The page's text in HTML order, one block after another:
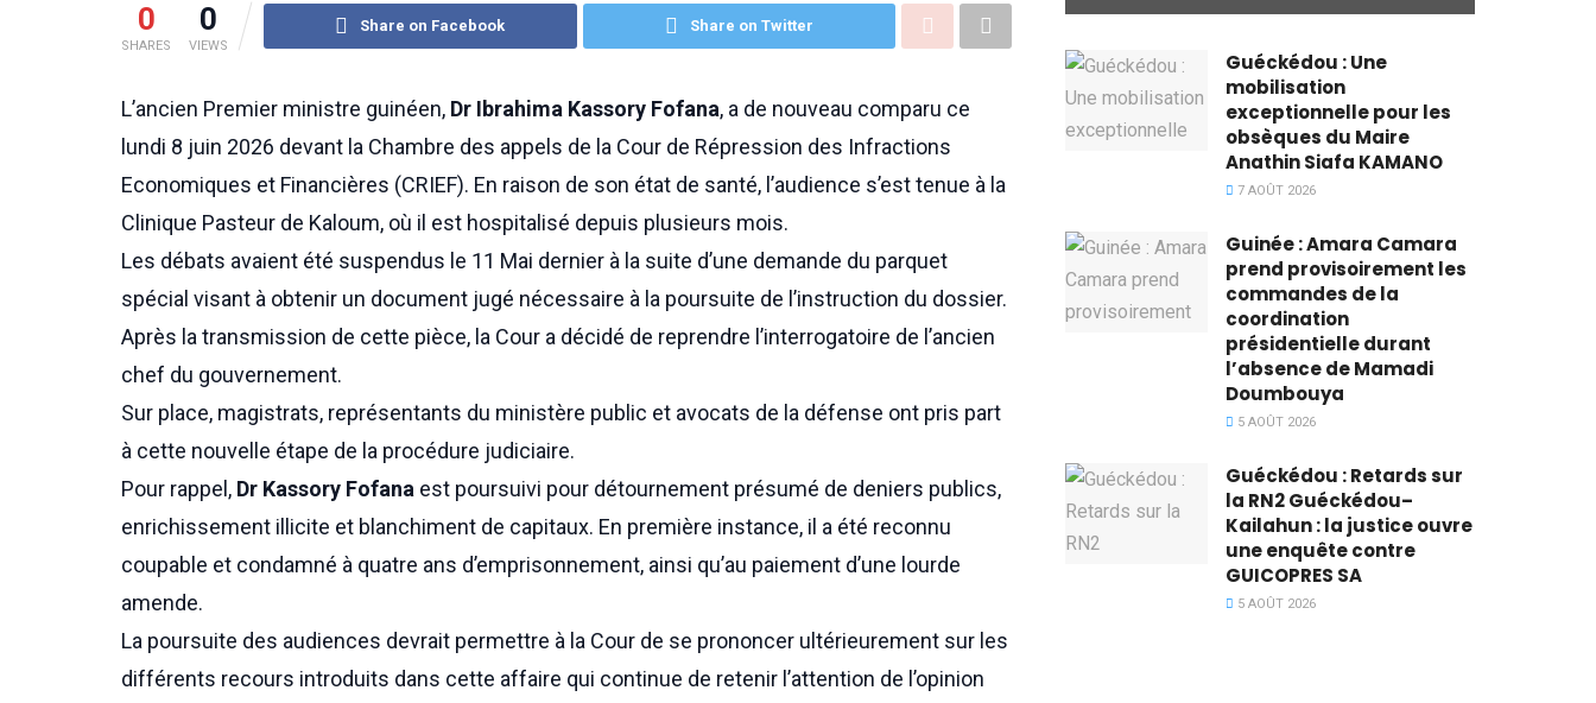
0
SHARES
0
VIEWS
Share on Facebook Share on Twitter
L’ancien Premier ministre guinéen, Dr Ibrahima Kassory Fofana, a de nouveau comparu ce
lundi 8 juin 2026 devant la Chambre des appels de la Cour de Répression des Infractions
Economiques et Financières (CRIEF). En raison de son état de santé, l’audience s’est tenue à la
Clinique Pasteur de Kaloum, où il est hospitalisé depuis plusieurs mois.
Les débats avaient été suspendus le 11 Mai dernier à la suite d’une demande du parquet
spécial visant à obtenir un document jugé nécessaire à la poursuite de l’instruction du dossier.
Après la transmission de cette pièce, la Cour a décidé de reprendre l’interrogatoire de l’ancien
chef du gouvernement.
Sur place, magistrats, représentants du ministère public et avocats de la défense ont pris part
à cette nouvelle étape de la procédure judiciaire.
Pour rappel, Dr Kassory Fofana est poursuivi pour détournement présumé de deniers publics,
enrichissement illicite et blanchiment de capitaux. En première instance, il a été reconnu
coupable et condamné à quatre ans d’emprisonnement, ainsi qu’au paiement d’une lourde
amende.
La poursuite des audiences devrait permettre à la Cour de se prononcer ultérieurement sur les
différents recours introduits dans cette affaire qui continue de retenir l’attention de l’opinion
Guéckédou : Une
mobilisation
exceptionnelle pour les
obsèques du Maire
Anathin Siafa KAMANO
7 AOÛT 2026
Guinée : Amara Camara
prend provisoirement les
commandes de la
coordination
présidentielle durant
l’absence de Mamadi
Doumbouya
5 AOÛT 2026
Guéckédou : Retards sur
la RN2 Guéckédou–
Kailahun : la justice ouvre
une enquête contre
GUICOPRES SA
5 AOÛT 2026